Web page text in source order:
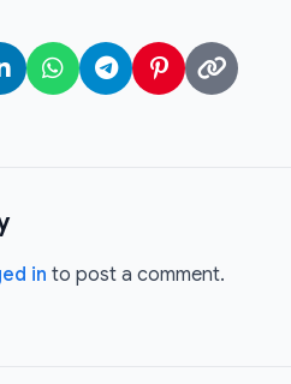
in to post a comment.